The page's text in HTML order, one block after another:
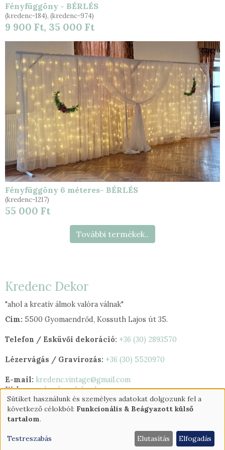
Fényfüggöny - BÉRLÉS
(kredenc-184), (kredenc-974)
9 900 Ft, 35 000 Ft
Fényfüggöny 6 méteres- BÉRLÉS
(kredenc-1217)
55 000 Ft
További termékek..
Kredenc Dekor
"ahol a kreatív álmok valóra válnak"
Cím: 5500 Gyomaendrőd, Kossuth Lajos út 35.
Telefon / Esküvői dekoráció: +36 (30) 2893570
Lézervágás / Gravírozás: +36 (30) 5520970
E-mail: kredenc.vintage@gmail.com
Web: www.kredencdekor.hu
Személyes
adatok
sütik
Sütiket használunk és személyes adatokat dolgozunk fel a
következő célokból: Funkcionális & Beágyazott külső
tartalom.
Testreszabás Elutasítás Elfogadás